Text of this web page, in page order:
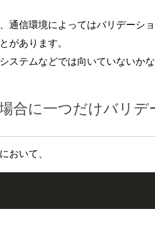
通信環境によってはバリデーシ
があります。
テムなどでは向いていないか
合に一つだけバリ
おいて、